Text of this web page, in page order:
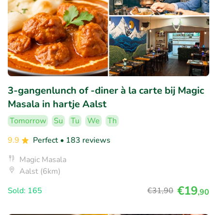
3-gangenlunch of -diner à la carte bij Magic
Masala in hartje Aalst
Tomorrow Su Tu We
Th
9.9
Perfect • 183 reviews
Magic Masala
Aalst (6km)
Sold: 165
€31,90 €19,90